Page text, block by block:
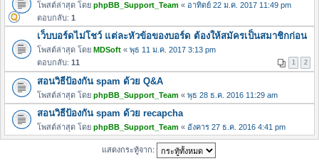
โพสต์ล่าสุด โดย phpBB_Support_Team « อาทิตย์ 22 ม.ค. 2017 11:49 pm
ตอบกลับ: 1
เว็บบอร์ดไม่โชว์ แต่ละหัวข้อของบอร์ด ต้องให้สมัครเป็นสมาชิกก่อน
โพสต์ล่าสุด โดย MDSoft « พุธ 11 ม.ค. 2017 3:13 pm
ตอบกลับ: 11 1 2
สอนวิธีป้องกัน spam ด้วย Q&A
โพสต์ล่าสุด โดย phpBB_Support_Team « พุธ 28 ธ.ค. 2016 11:29 am
สอนวิธีป้องกัน spam ด้วย recapcha
โพสต์ล่าสุด โดย phpBB_Support_Team « อังคาร 27 ธ.ค. 2016 4:41 pm
แสดงกระทู้จาก: